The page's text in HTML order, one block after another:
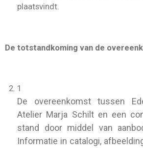
plaatsvindt.
De totstandkoming van de
1
De overeenkomst tussen
Atelier Marja Schilt en een
stand door middel van
Informatie in catalogi,